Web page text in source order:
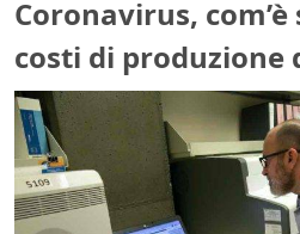
Coronavirus,
costi di produzione